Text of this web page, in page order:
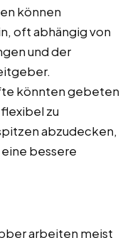
können
oft abhängig von
und der
könnten gebeten
zu
abzudecken,
bessere
arbeiten meist